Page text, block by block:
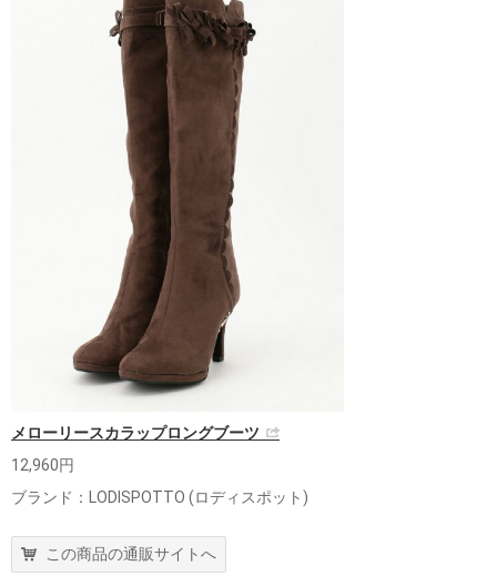
メローリースカラップロングブーツ
12,960円
ブランド：LODISPOTTO (ロディスポット)
この商品の通販サイトへ